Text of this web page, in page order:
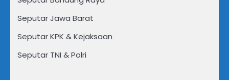
Seputar Jawa Barat
Seputar KPK & Kejaksaan
Seputar TNI & Polri